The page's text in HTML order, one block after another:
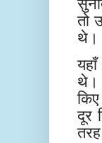
तो
थे।
थे।
दूर